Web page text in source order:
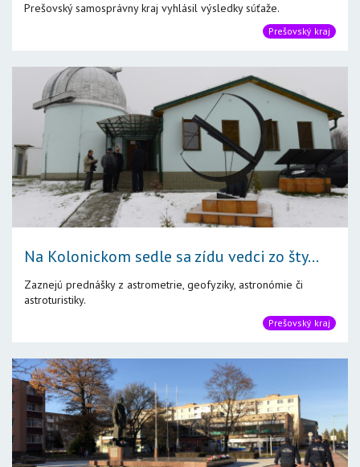
Prešovský samosprávny kraj vyhlásil výsledky súťaže.
Prešovský kraj
Na Kolonickom sedle sa zídu vedci zo šty...
Zaznejú prednášky z astrometrie, geofyziky, astronómie či
astroturistiky.
Prešovský kraj